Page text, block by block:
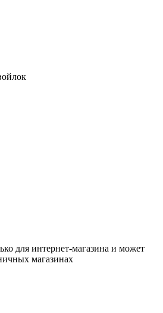
для интернет-магазина и может
магазинах